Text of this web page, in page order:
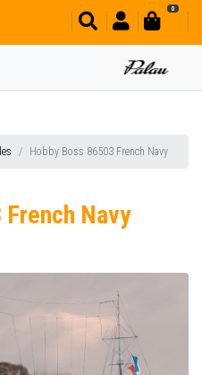
0
Hobby Boss 86503 French Navy
Navy